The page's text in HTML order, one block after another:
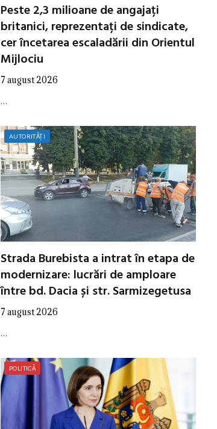
Peste 2,3 milioane de angajați
britanici, reprezentați de sindicate,
cer încetarea escaladării din Orientul
Mijlociu
7 august 2026
…
AUTORITĂȚI
Strada Burebista a intrat în etapa de
modernizare: lucrări de amploare
între bd. Dacia și str. Sarmizegetusa
7 august 2026
…
POLITICĂ